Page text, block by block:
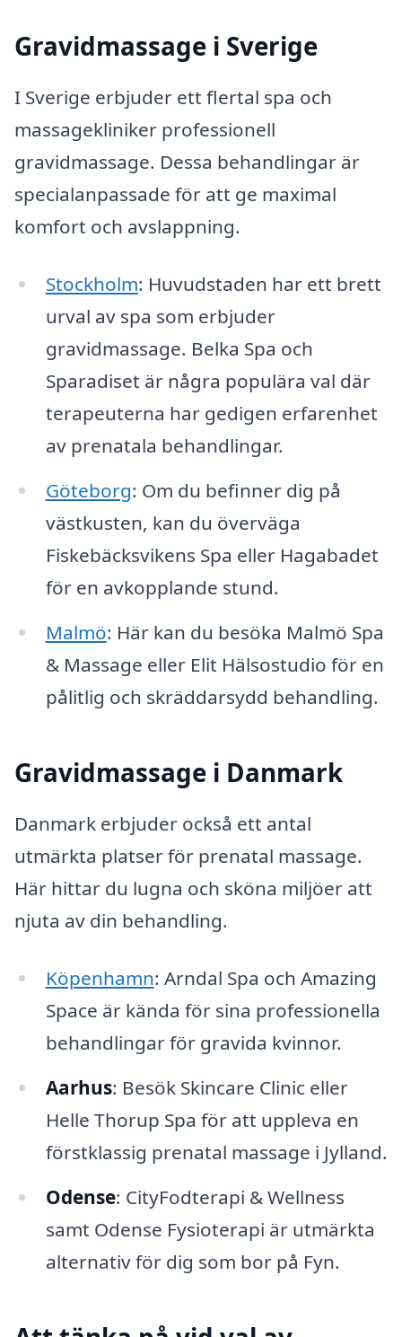
Gravidmassage i Sverige
I Sverige erbjuder ett flertal spa och
massagekliniker professionell
gravidmassage. Dessa behandlingar är
specialanpassade för att ge maximal
komfort och avslappning.
Stockholm: Huvudstaden har ett brett
urval av spa som erbjuder
gravidmassage. Belka Spa och
Sparadiset är några populära val där
terapeuterna har gedigen erfarenhet
av prenatala behandlingar.
Göteborg: Om du befinner dig på
västkusten, kan du överväga
Fiskebäcksvikens Spa eller Hagabadet
för en avkopplande stund.
Malmö: Här kan du besöka Malmö Spa
& Massage eller Elit Hälsostudio för en
pålitlig och skräddarsydd behandling.
Gravidmassage i Danmark
Danmark erbjuder också ett antal
utmärkta platser för prenatal massage.
Här hittar du lugna och sköna miljöer att
njuta av din behandling.
Köpenhamn: Arndal Spa och Amazing
Space är kända för sina professionella
behandlingar för gravida kvinnor.
Aarhus: Besök Skincare Clinic eller
Helle Thorup Spa för att uppleva en
förstklassig prenatal massage i Jylland.
Odense: CityFodterapi & Wellness
samt Odense Fysioterapi är utmärkta
alternativ för dig som bor på Fyn.